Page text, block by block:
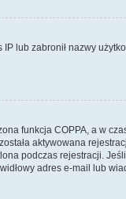
IP lub zabronił nazwy
funkcja COPPA, a w
aktywowana
podczas rejestracji. Jeśli
adres e-mail lub